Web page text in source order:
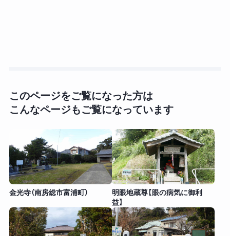
このページをご覧になった方は
こんなページもご覧になっています
金光寺（南房総市富浦町）
明眼地蔵尊【眼の病気に御利
益】